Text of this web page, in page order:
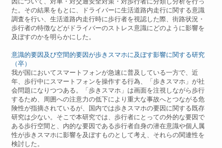
た。その結果をもとに、ドライバーに生活道路内走行に関する意識
調査を行い、生活道路内走行時に歩行者を視認した際、街路状況・
歩行者の特徴などがドライバーのストレス意識にどのように影響を
及ぼすのかを明らかにした。
意識的要因及び空間的要因が歩きスマホに及ぼす影響に関する研究
（卒）
我が国においてスマートフォンが急速に普及している一方で、近
年、歩行中にスマートフォンを操作する行為、「歩きスマホ」が社
会問題になりつつある。「歩きスマホ」は画面を注視しながら歩行
するため、周囲への注意力の低下により重大な事故へとつながる危
険性が指摘されているが、国内では歩きスマホの要因に関する既存
研究は少ない。そこで本研究では、歩行者にとっての外的な要因で
ある歩行空間と、内的な要因である歩行者自身の潜在意識や個人属
性が歩きスマホに影響を及ぼすものとして考え、それらの関連性を
検討した。